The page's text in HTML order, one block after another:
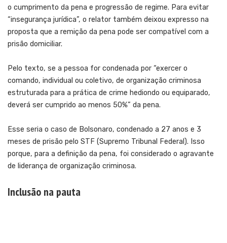
o cumprimento da pena e progressão de regime. Para evitar
“insegurança jurídica”, o relator também deixou expresso na
proposta que a remição da pena pode ser compatível com a
prisão domiciliar.
Pelo texto, se a pessoa for condenada por “exercer o
comando, individual ou coletivo, de organização criminosa
estruturada para a prática de crime hediondo ou equiparado,
deverá ser cumprido ao menos 50%” da pena.
Esse seria o caso de Bolsonaro, condenado a 27 anos e 3
meses de prisão pelo STF (Supremo Tribunal Federal). Isso
porque, para a definição da pena, foi considerado o agravante
de liderança de organização criminosa.
Inclusão na pauta